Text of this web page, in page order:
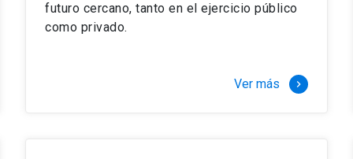
principalmente a extranjeros, que permite concentrar
expectativas profesionales, eligiendo entre una variedad de
de graduación de diciembre a marzo.
futuro cercano, tanto en el ejercicio público
como privado.
Ver más keyboard_arrow_right